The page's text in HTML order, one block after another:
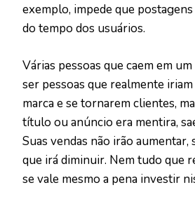
exemplo, impede que
do tempo dos usuários.
Várias pessoas que caem em
ser pessoas que realmente
marca e se tornarem clientes,
título ou anúncio era mentira,
Suas vendas não irão aumentar,
que irá diminuir. Nem tudo que
se vale mesmo a pena investir